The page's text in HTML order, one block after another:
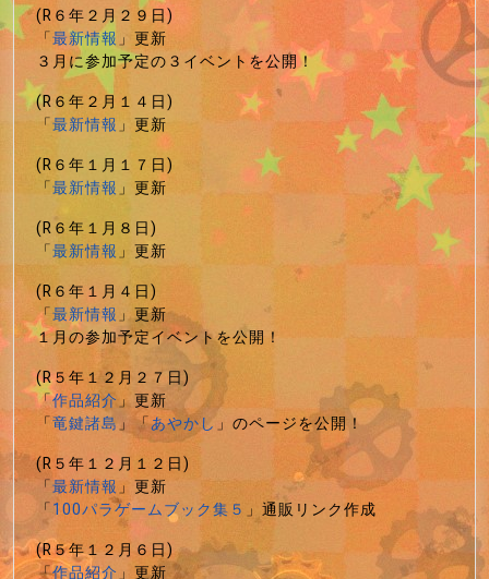
(R６年２月２９日)
「最新情報」更新
３月に参加予定の３イベントを公開！
(R６年２月１４日)
「最新情報」更新
(R６年１月１７日)
「最新情報」更新
(R６年１月８日)
「最新情報」更新
(R６年１月４日)
「最新情報」更新
１月の参加予定イベントを公開！
(R５年１２月２７日)
「作品紹介」更新
「竜鍵諸島」「あやかし」のページを公開！
(R５年１２月１２日)
「最新情報」更新
「100パラゲームブック集５ 」通販リンク作成
(R５年１２月６日)
「作品紹介」更新